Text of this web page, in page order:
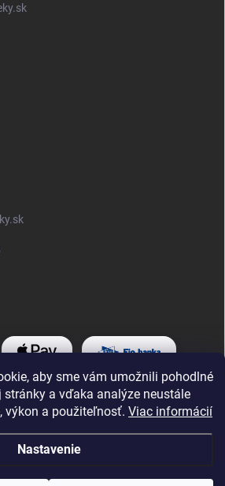
aby sme vám umožnili pohodlné
stránky a vďaka analýze neustále
výkon a použiteľnosť. Viac informácií
Nastavenie